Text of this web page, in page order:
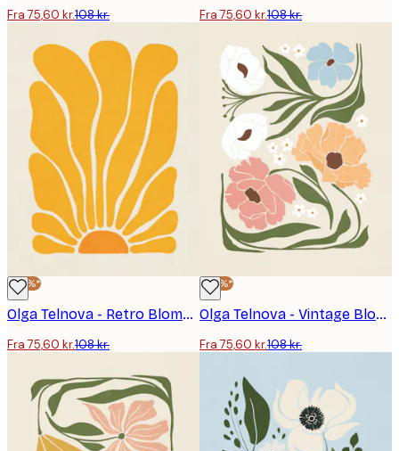
Fra 75,60 kr.108 kr. Fra 75,60 kr.108 kr.
-30%*
Olga Telnova - Retro Blomst Plakat
Fra 75,60 kr.108 kr.
-30%*
Olga Telnova - Vintage Blomster Plakat
Fra 75,60 kr.108 kr.